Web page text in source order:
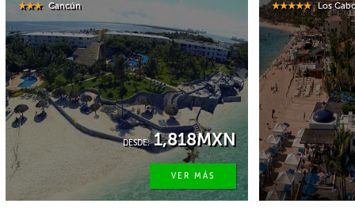
Cancún
DESDE: 1,818MXN
VER MÁS
Los